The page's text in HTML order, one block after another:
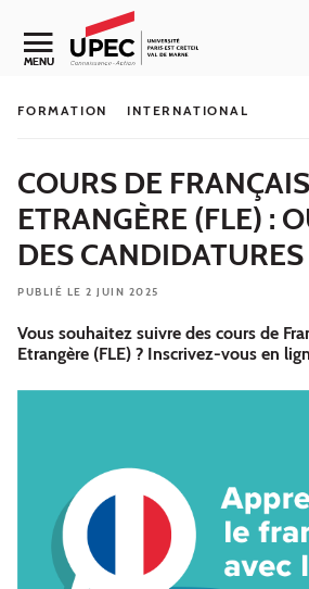
Aller au contenu
Navigation secondaire
MENU
FORMATION INTERNATIONAL
COURS DE
ETRANGÈRE (FLE) :
DES CANDIDATURES
PUBLIÉ LE 2 JUIN 2025
Vous souhaitez suivre des cours de
Etrangère (FLE) ? Inscrivez-vous en